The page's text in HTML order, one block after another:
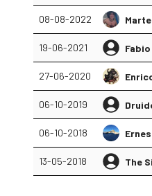
08-08-2022
19-06-2021
27-06-2020
06-10-2019
06-10-2018
13-05-2018 The